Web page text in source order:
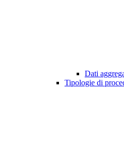
Dati
Tipologie di